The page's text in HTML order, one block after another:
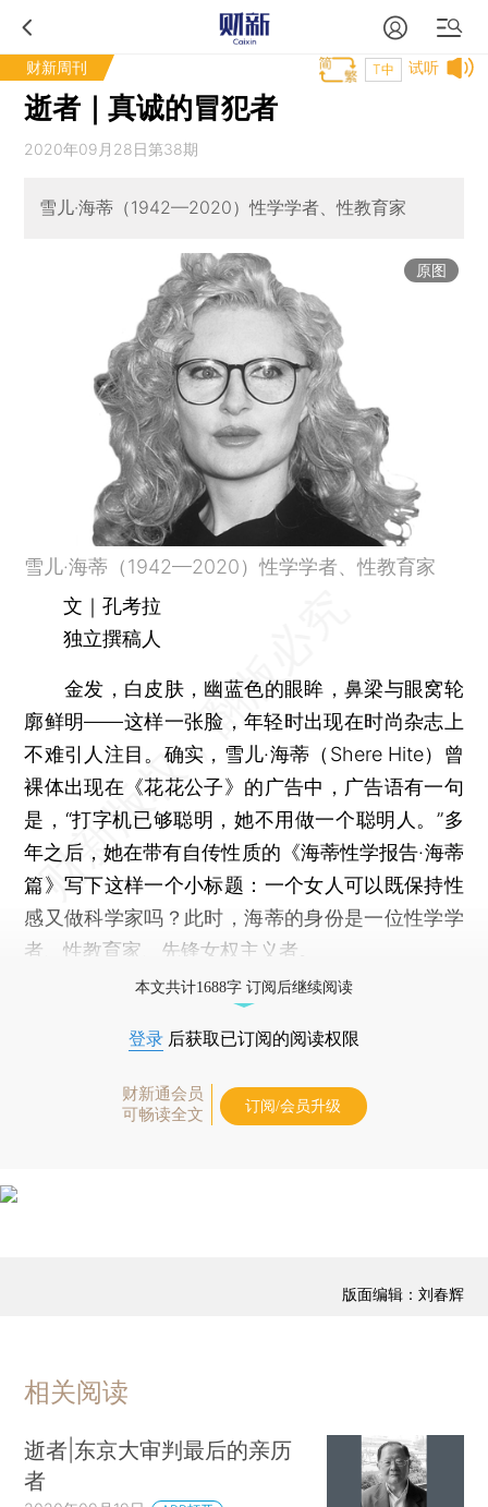
财新周刊 试听
T中
逝者｜真诚的冒犯者
2020年09月28日第38期
雪儿·海蒂（1942—2020）性学学者、性教育家
原图
雪儿·海蒂（1942—2020）性学学者、性教育家
文｜孔考拉
独立撰稿人
金发，白皮肤，幽蓝色的眼眸，鼻梁与眼窝轮
廓鲜明——这样一张脸，年轻时出现在时尚杂志上
不难引人注目。确实，雪儿·海蒂（Shere Hite）曾
裸体出现在《花花公子》的广告中，广告语有一句
是，“打字机已够聪明，她不用做一个聪明人。”多
年之后，她在带有自传性质的《海蒂性学报告·海蒂
篇》写下这样一个小标题：一个女人可以既保持性
感又做科学家吗？此时，海蒂的身份是一位性学学
者、性教育家、先锋女权主义者。
本文共计1688字 订阅后继续阅读
登录 后获取已订阅的阅读权限
财新通会员
可畅读全文
订阅/会员升级
版面编辑：刘春辉
相关阅读
逝者|东京大审判最后的亲历
者